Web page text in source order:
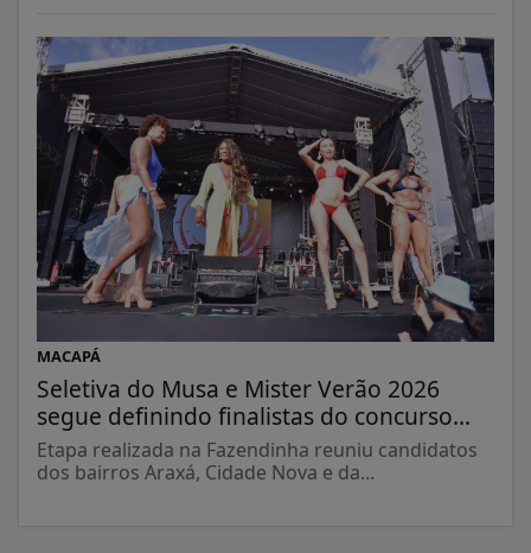
MACAPÁ
Seletiva do Musa e Mister Verão 2026
segue definindo finalistas do concurso...
Etapa realizada na Fazendinha reuniu candidatos
dos bairros Araxá, Cidade Nova e da...